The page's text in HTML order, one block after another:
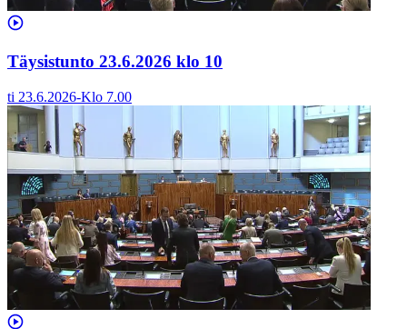
Täysistunto 23.6.2026 klo 10
ti 23.6.2026-Klo 7.00